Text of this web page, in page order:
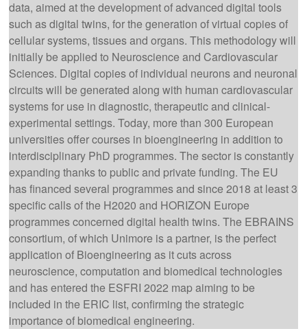
data, aimed at the development of advanced digital tools
such as digital twins, for the generation of virtual copies of
cellular systems, tissues and organs. This methodology will
initially be applied to Neuroscience and Cardiovascular
Sciences. Digital copies of individual neurons and neuronal
circuits will be generated along with human cardiovascular
systems for use in diagnostic, therapeutic and clinical-
experimental settings. Today, more than 300 European
universities offer courses in bioengineering in addition to
interdisciplinary PhD programmes. The sector is constantly
expanding thanks to public and private funding. The EU
has financed several programmes and since 2018 at least 3
specific calls of the H2020 and HORIZON Europe
programmes concerned digital health twins. The EBRAINS
consortium, of which Unimore is a partner, is the perfect
application of Bioengineering as it cuts across
neuroscience, computation and biomedical technologies
and has entered the ESFRI 2022 map aiming to be
included in the ERIC list, confirming the strategic
importance of biomedical engineering.